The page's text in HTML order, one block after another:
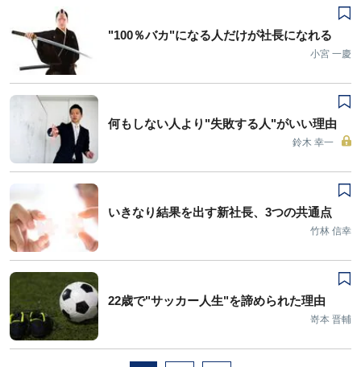
"100％バカ"になる人だけが社長になれる
小宮 一慶
何もしない人より"失敗する人"がいい理由
鈴木 幸一
いきなり結果を出す新社長、3つの共通点
竹林 信幸
22歳で"サッカー人生"を諦められた理由
嵜本 晋輔